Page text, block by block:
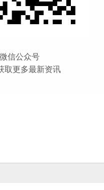
信公众号
取更多最新资讯